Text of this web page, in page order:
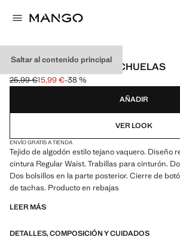
Saltar al contenido principal
SHORTS BOLSILLOS TACHUELAS
Precio inicial tachado [25,99 € ]
25,99 €
Precio actual [15,99 € ]
15,99 €-38 %
Selecciona un color
AÑADIR
VER LOOK
ENVÍO GRATIS A TIENDA
Tejido de algodón estilo tejano vaquero. Diseño
cintura Regular Waist. Trabillas para cinturón.
Dos bolsillos en la parte posterior. Cierre de
de tachas. Producto en rebajas
LEER MÁS
DETALLES, COMPOSICIÓN Y CUIDADOS